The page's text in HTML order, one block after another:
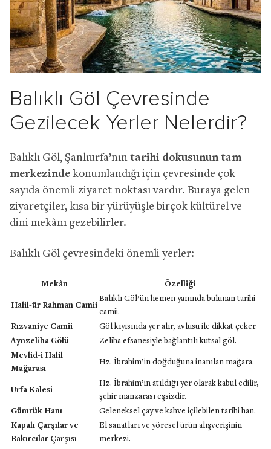
Balıklı Göl Çevresinde
Gezilecek Yerler Nelerdir?
Balıklı Göl, Şanlıurfa’nın tarihi dokusunun tam
merkezinde konumlandığı için çevresinde çok
sayıda önemli ziyaret noktası vardır. Buraya gelen
ziyaretçiler, kısa bir yürüyüşle birçok kültürel ve
dini mekânı gezebilirler.
Balıklı Göl çevresindeki önemli yerler:
Mekân Özelliği
Halil-ür Rahman Camii
Balıklı Göl’ün hemen yanında bulunan tarihi
camii.
Rızvaniye Camii
Göl kıyısında yer alır, avlusu ile dikkat çeker.
Aynzeliha Gölü
Zeliha efsanesiyle bağlantılı kutsal göl.
Mevlid-i Halil
Mağarası
Hz. İbrahim’in doğduğuna inanılan mağara.
Urfa Kalesi
Hz. İbrahim’in atıldığı yer olarak kabul edilir,
şehir manzarası eşsizdir.
Gümrük Hanı
Geleneksel çay ve kahve içilebilen tarihi han.
Kapalı Çarşılar ve
Bakırcılar Çarşısı
El sanatları ve yöresel ürün alışverişinin
merkezi.